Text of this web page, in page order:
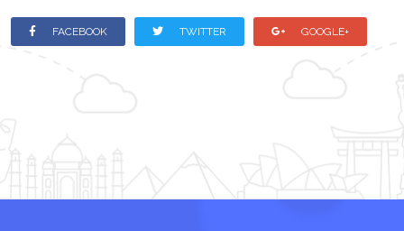
FACEBOOK TWITTER GOOGLE+